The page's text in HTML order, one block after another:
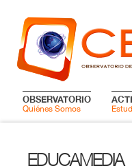
OBSERVATORIO
Quiénes Somos
EDUCAMEDIA